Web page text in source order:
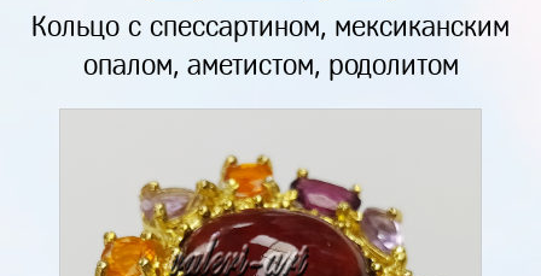
Кольцо с спессартином, мексиканским
опалом, аметистом, родолитом